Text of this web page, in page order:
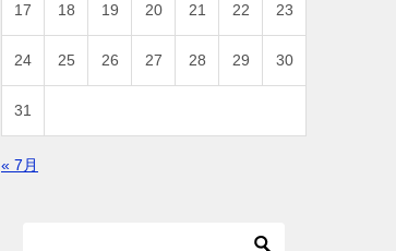
17 18 19 20 21 22 23
24 25 26 27 28 29 30
31
« 7月